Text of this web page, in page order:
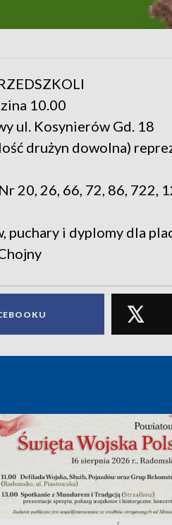
10.00
ul. Kosynierów Gd. 18
drużyn dowolna)
20, 26, 66, 72, 86, 722,
puchary i dyplomy dla